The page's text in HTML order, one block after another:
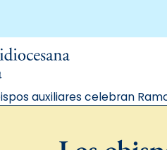
auxiliares celebran